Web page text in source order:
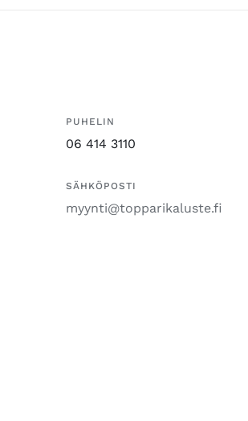
PUHELIN
06 414 3110
SÄHKÖPOSTI
myynti@topparikaluste.fi